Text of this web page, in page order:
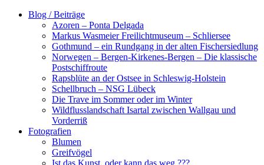
Zum
Blog / Beiträge
Azoren – Ponta Delgada
Markus Wasmeier Freilichtmuseum – Schliersee
Gothmund – ein Rundgang in der alten Fischersiedlung
Norwegen – Bergen-Kirkenes-Bergen – Die klassische
Postschiffroute
Rapsblüte an der Ostsee in Schleswig-Holstein
Schellbruch – NSG Lübeck
Die Trave im Sommer oder im Winter
Wildflusslandschaft Isartal zwischen Wallgau und
Vorderriß
Fotografien
Blumen
Greifvögel
Ist das Kunst, oder kann das weg ???